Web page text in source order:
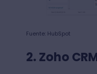
Fuente: HubSpot
2. Zoho